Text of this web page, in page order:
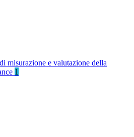
misurazione e valutazione della
1